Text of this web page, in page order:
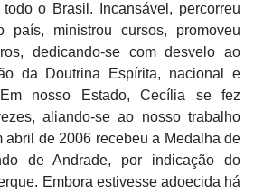
o Brasil. Incansável, percorreu
país, ministrou cursos, promoveu
dedicando-se com desvelo ao
da Doutrina Espírita, nacional e
Em nosso Estado, Cecília se fez
aliando-se ao nosso trabalho
abril de 2006 recebeu a Medalha de
de Andrade, por indicação do
Embora estivesse adoecida há